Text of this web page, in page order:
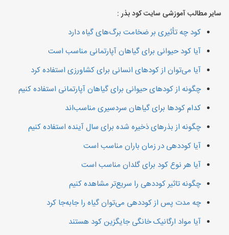
سایر مطالب آموزشی سایت کود بذر :
کود چه تأثیری بر ضخامت برگ‌های گیاه دارد
آیا کود حیوانی برای گیاهان آپارتمانی مناسب است
آیا می‌توان از کودهای انسانی برای کشاورزی استفاده کرد
چگونه از کودهای حیوانی برای گیاهان آپارتمانی استفاده کنیم
کدام کودها برای گیاهان سردسیری مناسب‌اند
چگونه از بذرهای ذخیره شده برای سال آینده استفاده کنیم
آیا کوددهی در زمان باران مناسب است
آیا هر نوع کود برای گلدان مناسب است
چگونه تاثیر کوددهی را سریع‌تر مشاهده کنیم
چه مدت پس از کوددهی می‌توان گیاه را جابه‌جا کرد
آیا مواد ارگانیک خانگی جایگزین کود هستند